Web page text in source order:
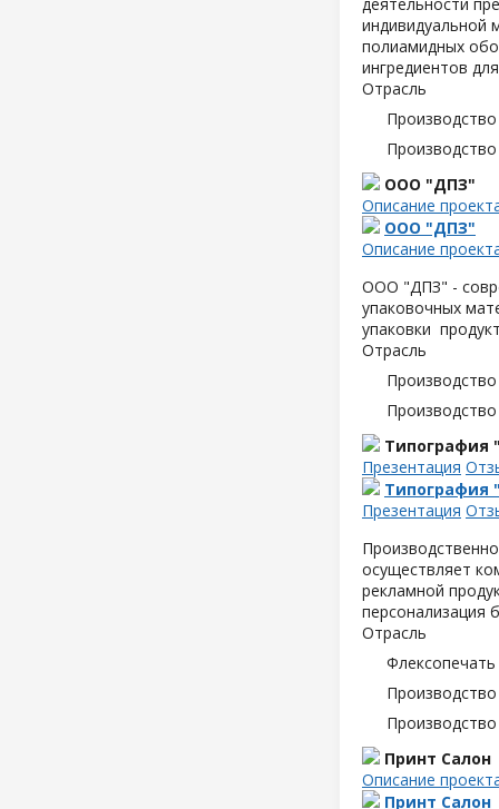
индивидуальной
полиамидных
ингредиентов
Отрасль
ООО "ДПЗ"
Описание
ООО "ДПЗ"
Описание
ООО "ДПЗ" -
упаковочных
упаковки
Отрасль
Типография
Презентация
Типография
Презентация
осуществляет
рекламной
персонализация
Отрасль
Принт Салон
Описание
Принт Салон